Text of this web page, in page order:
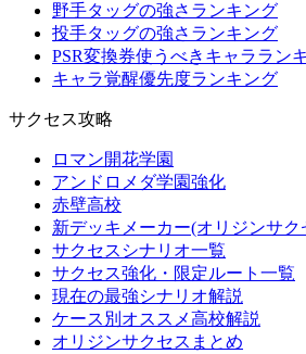
野手タッグの強さランキング
投手タッグの強さランキング
PSR変換券使うべきキャララン
キャラ覚醒優先度ランキング
サクセス攻略
ロマン開花学園
アンドロメダ学園強化
赤壁高校
新デッキメーカー(オリジンサク
サクセスシナリオ一覧
サクセス強化・限定ルート一覧
現在の最強シナリオ解説
ケース別オススメ高校解説
オリジンサクセスまとめ